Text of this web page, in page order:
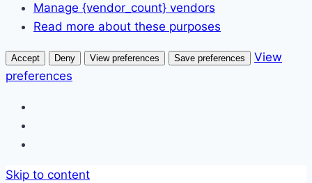
Manage {vendor_count} vendors
Read more about these purposes
Accept Deny View preferences Save preferences
View
preferences
Skip to content